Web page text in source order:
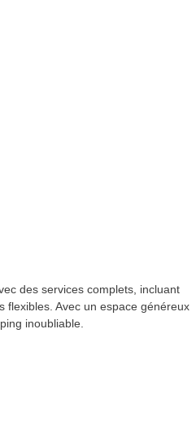
des services complets, incluant
flexibles. Avec un espace généreux
inoubliable.